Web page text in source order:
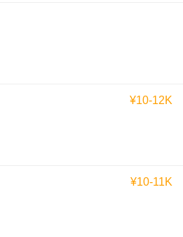
¥10-12K
¥10-11K